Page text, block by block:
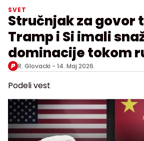
SVET
Stručnjak za govor
Tramp i Si imali
dominacije tokom
R. Glovacki - 14. Maj 2026.
Podeli vest